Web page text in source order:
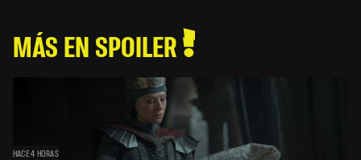
MÁS EN SPOILER
HACE 4 HORAS